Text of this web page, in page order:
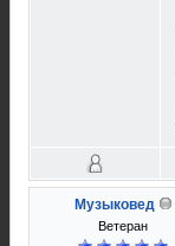
Музыковед
Ветеран